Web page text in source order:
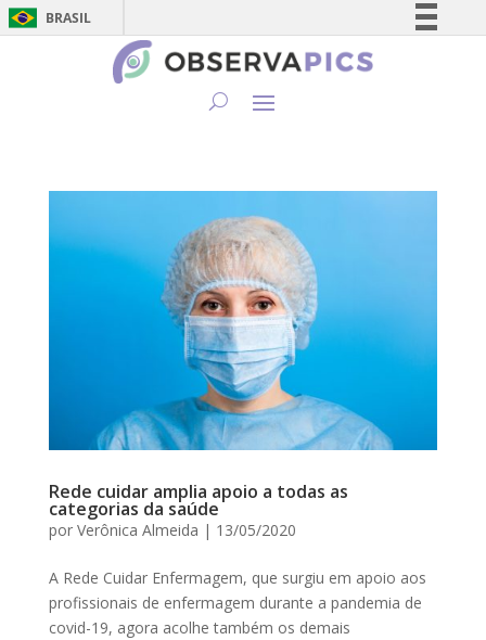
BRASIL
Simplifique!
Rede cuidar amplia apoio a todas as
categorias da saúde
por Verônica Almeida | 13/05/2020
A Rede Cuidar Enfermagem, que surgiu em apoio aos
profissionais de enfermagem durante a pandemia de
covid-19, agora acolhe também os demais